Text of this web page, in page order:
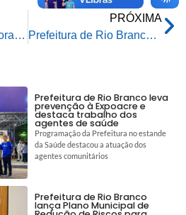
Rompimento de adutora na ETA II compromete abastecimento de água na capital
PRÓXIMA
Prefeitura de Rio Branco finaliza primeira etapa da ciclovia na Chico Mendes
Prefeitura de Rio Branco leva
prevenção à Expoacre e
destaca trabalho dos
agentes de saúde
Programação da Prefeitura no estande
da Saúde destacou a atuação dos
agentes comunitários
Prefeitura de Rio Branco
lança Plano Municipal de